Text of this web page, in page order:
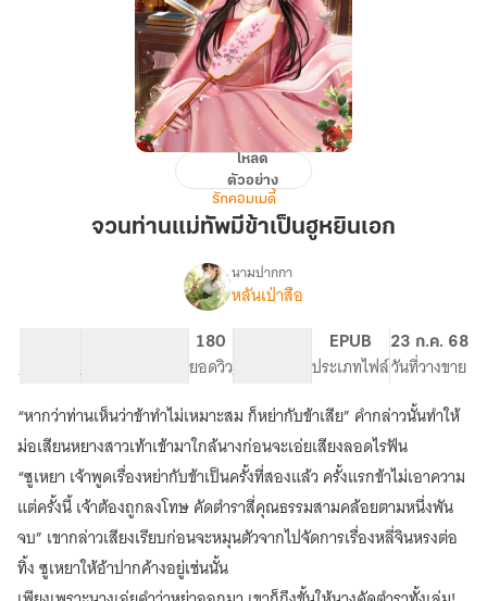
แม่ทัพ
โหลด
ตัวอย่าง
รักคอมเมดี้
จวนท่านแม่ทัพมีข้าเป็นฮูหยินเอก
เรื่อง
ข้า
เป็น
ฮู
หยิน
เอก
นามปากกา
หลันเป่าสือ
จำนวนคำ จำนวนหน้า (A5)
180
ยอดวิวระดับเนื้อหา
EPUB
ประเภทไฟล์
23 ก.ค. 68
วันที่วางขาย
“หากว่าท่านเห็นว่าข้าทำไม่เหมาะสม ก็หย่ากับข้าเสีย” คำกล่าวนั้นทำให้
ม่อเสียนหยางสาวเท้าเข้ามาใกล้นางก่อนจะเอ่ยเสียงลอดไรฟัน
“ซูเหยา เจ้าพูดเรื่องหย่ากับข้าเป็นครั้งที่สองแล้ว ครั้งแรกข้าไม่เอาความ
แต่ครั้งนี้ เจ้าต้องถูกลงโทษ คัดตำราสี่คุณธรรมสามคล้อยตามหนึ่งพัน
จบ” เขากล่าวเสียงเรียบก่อนจะหมุนตัวจากไปจัดการเรื่องหลี่จินหรงต่อ
ทิ้ง ซูเหยาให้อ้าปากค้างอยู่เช่นนั้น